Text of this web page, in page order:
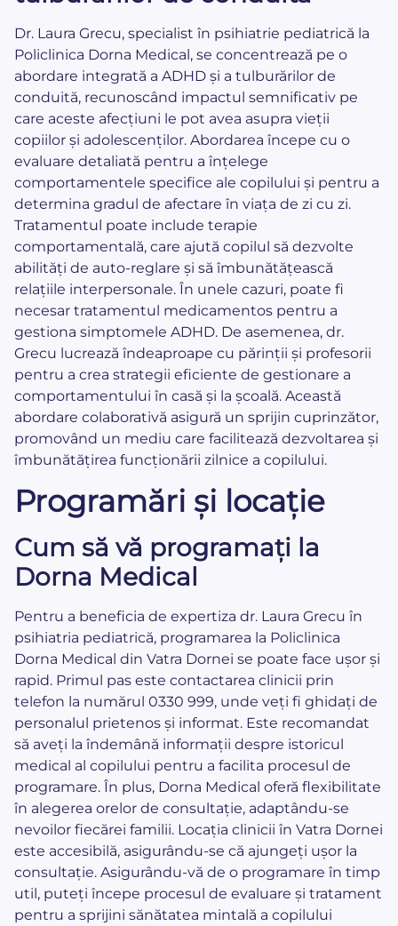
Dr. Laura Grecu, specialist în psihiatrie pediatrică la
Policlinica Dorna Medical, se concentrează pe o
abordare integrată a ADHD și a tulburărilor de
conduită, recunoscând impactul semnificativ pe
care aceste afecțiuni le pot avea asupra vieții
copiilor și adolescenților. Abordarea începe cu o
evaluare detaliată pentru a înțelege
comportamentele specifice ale copilului și pentru a
determina gradul de afectare în viața de zi cu zi.
Tratamentul poate include terapie
comportamentală, care ajută copilul să dezvolte
abilități de auto-reglare și să îmbunătățească
relațiile interpersonale. În unele cazuri, poate fi
necesar tratamentul medicamentos pentru a
gestiona simptomele ADHD. De asemenea, dr.
Grecu lucrează îndeaproape cu părinții și profesorii
pentru a crea strategii eficiente de gestionare a
comportamentului în casă și la școală. Această
abordare colaborativă asigură un sprijin cuprinzător,
promovând un mediu care facilitează dezvoltarea și
îmbunătățirea funcționării zilnice a copilului.
Programări și locație
Cum să vă programați la
Dorna Medical
Pentru a beneficia de expertiza dr. Laura Grecu în
psihiatria pediatrică, programarea la Policlinica
Dorna Medical din Vatra Dornei se poate face ușor și
rapid. Primul pas este contactarea clinicii prin
telefon la numărul 0330 999, unde veți fi ghidați de
personalul prietenos și informat. Este recomandat
să aveți la îndemână informații despre istoricul
medical al copilului pentru a facilita procesul de
programare. În plus, Dorna Medical oferă flexibilitate
în alegerea orelor de consultație, adaptându-se
nevoilor fiecărei familii. Locația clinicii în Vatra Dornei
este accesibilă, asigurându-se că ajungeți ușor la
consultație. Asigurându-vă de o programare în timp
util, puteți începe procesul de evaluare și tratament
pentru a sprijini sănătatea mintală a copilului